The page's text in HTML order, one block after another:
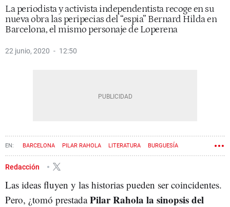
La periodista y activista independentista recoge en su
nueva obra las peripecias del “espia” Bernard Hilda en
Barcelona, el mismo personaje de Loperena
22 junio, 2020 12:50
BARCELONA PILAR RAHOLA LITERATURA BURGUESÍA
Redacción
Las ideas fluyen y las historias pueden ser coincidentes.
Pero, ¿tomó prestadaPilar Rahola la sinopsis del